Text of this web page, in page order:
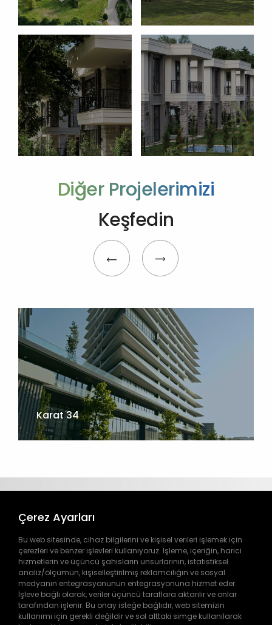
Diğer Projelerimizi
Keşfedin
Karat 34
444 9 445
info@doga.com.tr
Çerez Ayarları
Bu web sitesinde, cihaz bilgilerini ve kişisel verileri işlemek için
çerezleri ve benzer işlevleri kullanıyoruz. İşleme, içeriğin, harici
hizmetlerin ve üçüncü şahısların unsurlarının, istatistiksel
analiz/ölçümün, kişiselleştirilmiş reklamcılığın ve sosyal
medyanın entegrasyonunun entegrasyonuna hizmet eder.
İşleve bağlı olarak, veriler üçüncü taraflara aktarılır ve onlar
tarafından işlenir. Bu onay isteğe bağlıdır, web sitemizin
kullanımı için gerekli değildir ve sol alttaki simge kullanılarak